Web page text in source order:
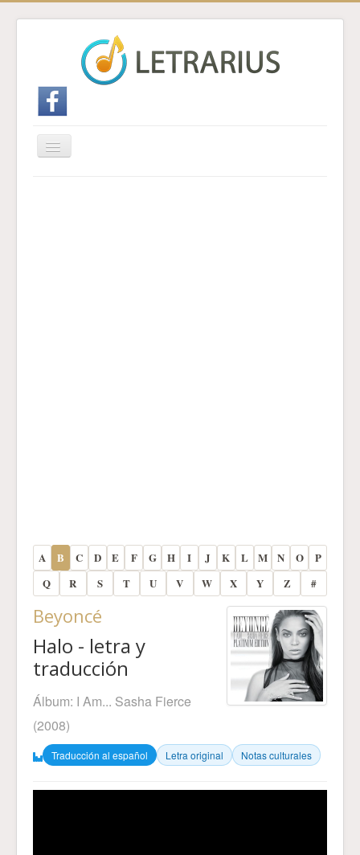
Cambiar
navegación
A B C D E F G H I J K L M N O
P
Q
R S T U V W X Y Z #
Beyoncé
Halo - letra y
traducción
Álbum: I Am... Sasha Fierce
(2008)
Traducción al español Letra original Notas culturales